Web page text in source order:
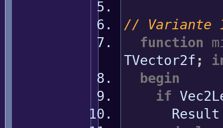
// Variante
function
TVector2f ;
begin
if